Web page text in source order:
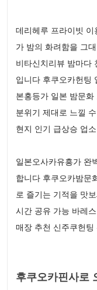
데리헤루 프라이빗
가 밤의 화려함을 그
비타신치리뷰 밤마다
입니다 후쿠오카헌팅
본홍등가 일본 밤문
분위기 제대로 느낄
현지 인기 급상승 업
일본오사카유흥가 완
합니다 후쿠오카밤문
로 즐기는 기적을 맛
시간 공유 가능 바레
매장 추천 신주쿠헌
후쿠오카핀사로